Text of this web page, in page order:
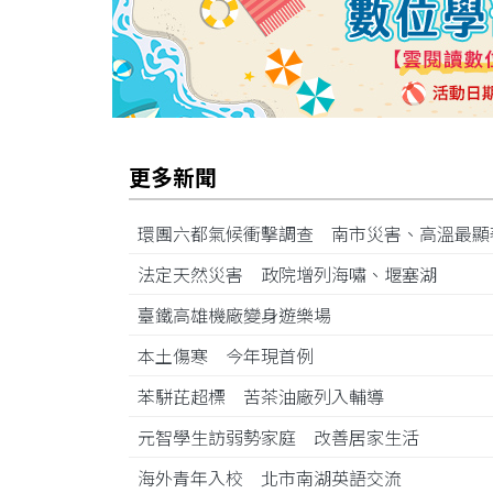
更多新聞
環團六都氣候衝擊調查 南市災害、高溫最
法定天然災害 政院增列海嘯、堰塞湖
臺鐵高雄機廠變身遊樂場
本土傷寒 今年現首例
苯駢芘超標 苦茶油廠列入輔導
元智學生訪弱勢家庭 改善居家生活
海外青年入校 北市南湖英語交流